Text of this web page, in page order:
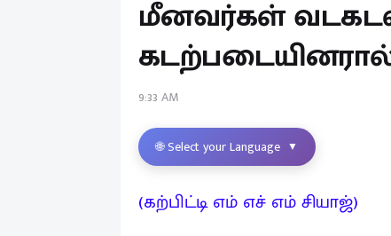
மீனவர்கள்
9:33 AM
🌐 Select your Language ▼
(கற்பிட்டி எம் எச் எம் சியாஜ்)